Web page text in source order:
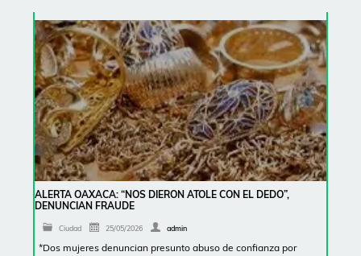
ALERTA OAXACA: “NOS DIERON ATOLE CON EL DEDO”,
DENUNCIAN FRAUDE
Ciudad 25/05/2026 admin
*Dos mujeres denuncian presunto abuso de confianza por